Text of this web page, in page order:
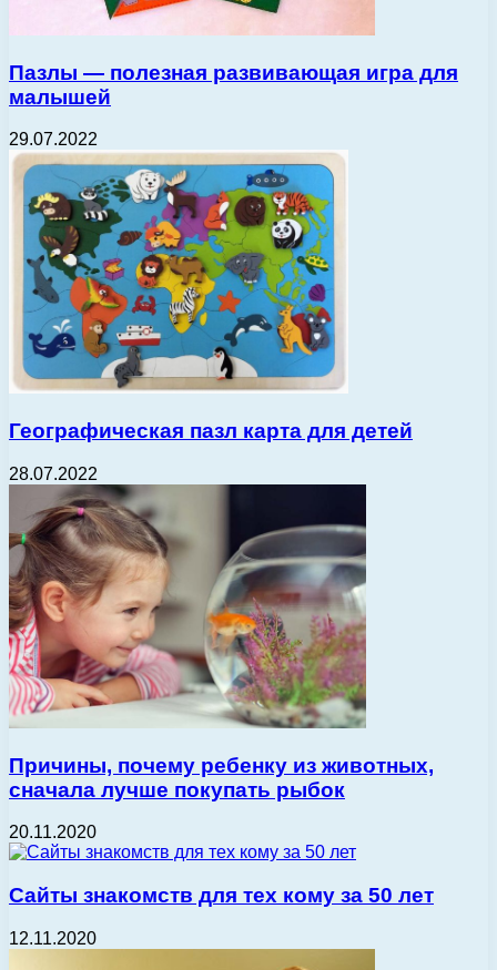
Пазлы — полезная развивающая игра для
малышей
29.07.2022
Географическая пазл карта для детей
28.07.2022
Причины, почему ребенку из животных,
сначала лучше покупать рыбок
20.11.2020
Сайты знакомств для тех кому за 50 лет
12.11.2020